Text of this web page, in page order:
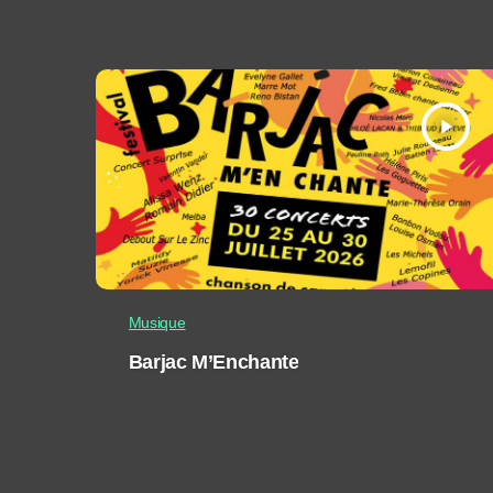
play_arrow
Musique
Barjac M’Enchante